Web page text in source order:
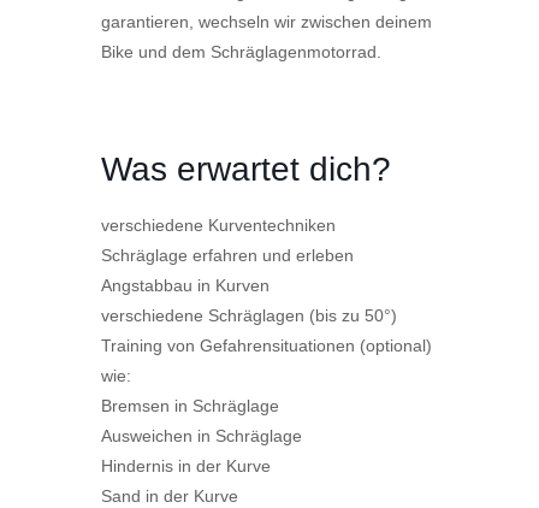
garantieren, wechseln wir zwischen deinem
Bike und dem Schräglagenmotorrad.
Was erwartet dich?
verschiedene Kurventechniken
Schräglage erfahren und erleben
Angstabbau in Kurven
verschiedene Schräglagen (bis zu 50°)
Training von Gefahrensituationen (optional)
wie:
Bremsen in Schräglage
Ausweichen in Schräglage
Hindernis in der Kurve
Sand in der Kurve